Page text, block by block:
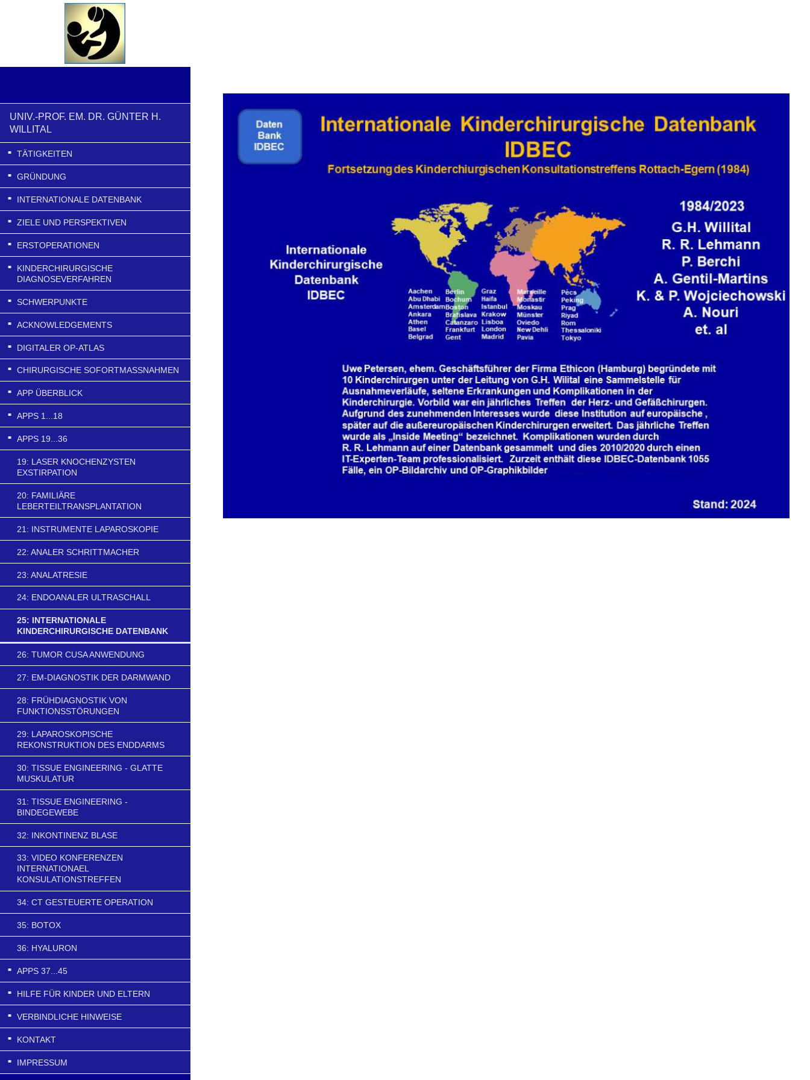
UNIV.-PROF. EM. DR. GÜNTER H.
WILLITAL
TÄTIGKEITEN
GRÜNDUNG
INTERNATIONALE DATENBANK
ZIELE UND PERSPEKTIVEN
ERSTOPERATIONEN
KINDERCHIRURGISCHE
DIAGNOSEVERFAHREN
SCHWERPUNKTE
ACKNOWLEDGEMENTS
DIGITALER OP-ATLAS
CHIRURGISCHE SOFORTMASSNAHMEN
APP ÜBERBLICK
APPS 1...18
APPS 19...36
19: LASER KNOCHENZYSTEN
EXSTIRPATION
20: FAMILIÄRE
LEBERTEILTRANSPLANTATION
21: INSTRUMENTE LAPAROSKOPIE
22: ANALER SCHRITTMACHER
23: ANALATRESIE
24: ENDOANALER ULTRASCHALL
25: INTERNATIONALE
KINDERCHIRURGISCHE DATENBANK
26: TUMOR CUSA ANWENDUNG
27: EM-DIAGNOSTIK DER DARMWAND
28: FRÜHDIAGNOSTIK VON
FUNKTIONSSTÖRUNGEN
29: LAPAROSKOPISCHE
REKONSTRUKTION DES ENDDARMS
30: TISSUE ENGINEERING - GLATTE
MUSKULATUR
31: TISSUE ENGINEERING -
BINDEGEWEBE
32: INKONTINENZ BLASE
33: VIDEO KONFERENZEN
INTERNATIONAEL
KONSULATIONSTREFFEN
34: CT GESTEUERTE OPERATION
35: BOTOX
36: HYALURON
APPS 37...45
HILFE FÜR KINDER UND ELTERN
VERBINDLICHE HINWEISE
KONTAKT
IMPRESSUM